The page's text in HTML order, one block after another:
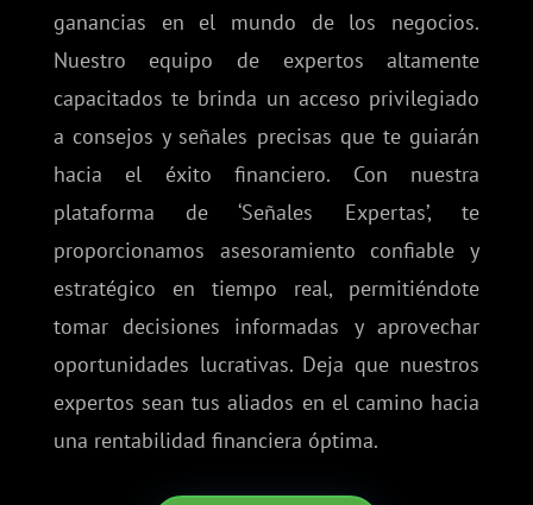
ganancias en el mundo de los negocios.
Nuestro equipo de expertos altamente
capacitados te brinda un acceso privilegiado
a consejos y señales precisas que te guiarán
hacia el éxito financiero. Con nuestra
plataforma de ‘Señales Expertas’, te
proporcionamos asesoramiento confiable y
estratégico en tiempo real, permitiéndote
tomar decisiones informadas y aprovechar
oportunidades lucrativas. Deja que nuestros
expertos sean tus aliados en el camino hacia
una rentabilidad financiera óptima.